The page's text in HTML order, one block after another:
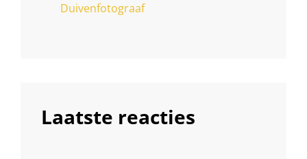
Duivenfotograaf
Laatste reacties